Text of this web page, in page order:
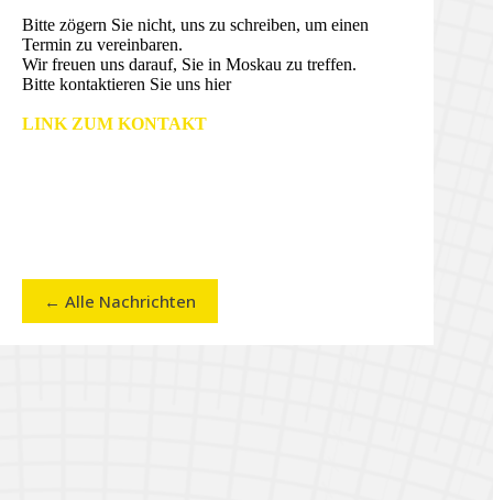
Bitte zögern Sie nicht, uns zu schreiben, um einen
Termin zu vereinbaren.
Wir freuen uns darauf, Sie in Moskau zu treffen.
Bitte kontaktieren Sie uns hier
LINK ZUM KONTAKT
← Alle Nachrichten